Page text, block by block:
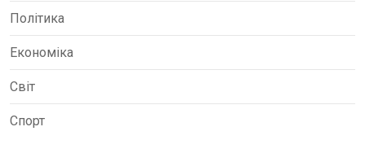
Політика
Економіка
Світ
Спорт